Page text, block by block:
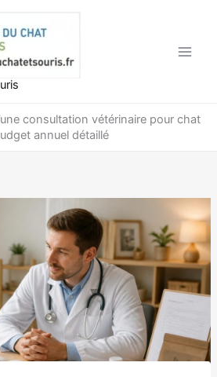
consultation vétérinaire pour chat
annuel détaillé